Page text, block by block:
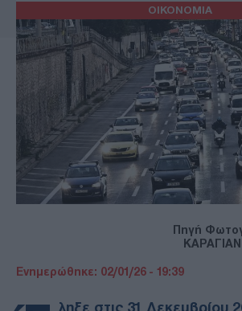
ΥΓΕΙΑ
ΠΑΡΑΞΕΝΑ
ΖΩΔΙΑ
ΑΡΘΡΟΓΡΑΦΙΑ
ΟΙΚΟΝΟΜΙΑ
Πηγή
Ενημερώθηκε: 02/01/26 - 19:39
ληξε στις 31 Δεκεμβρίου